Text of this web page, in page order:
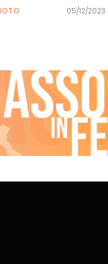
05/12/2023